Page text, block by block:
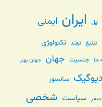
اپل ایران ایمنی
تبلیغ ترفند تکنولوژی
ها جنسیت جهان جهان بهتر
سانسور
سفر سیاست شخصی